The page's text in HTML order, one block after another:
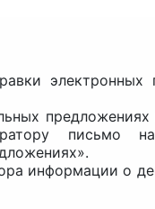
электронных
письмо
информации о